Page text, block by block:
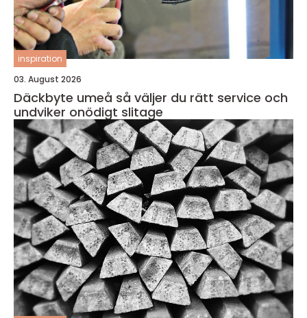
inspiration
03. August 2026
Däckbyte umeå så väljer du rätt service och
undviker onödigt slitage